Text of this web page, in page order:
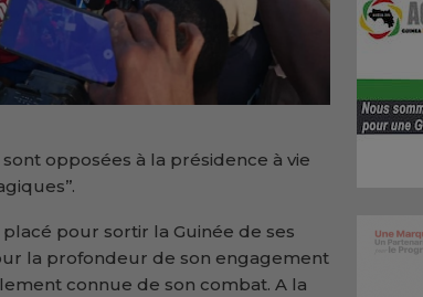
sont opposées à la présidence à vie
pour sortir la Guinée de ses
la profondeur de son engagement
connue de son combat. A la